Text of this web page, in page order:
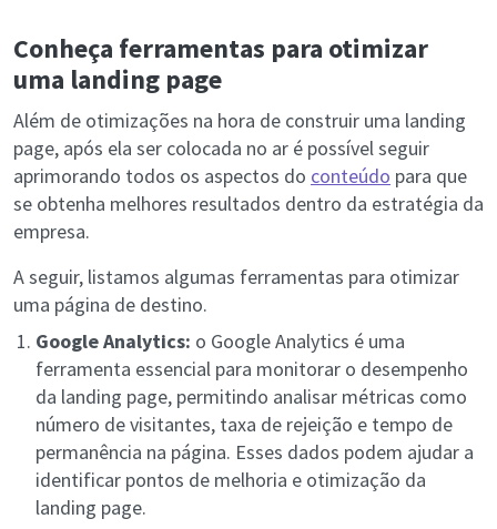
Conheça ferramentas para otimizar
uma landing page
Além de otimizações na hora de construir uma landing
page, após ela ser colocada no ar é possível seguir
aprimorando todos os aspectos do conteúdo para que
se obtenha melhores resultados dentro da estratégia da
empresa.
A seguir, listamos algumas ferramentas para otimizar
uma página de destino.
Google Analytics: o Google Analytics é uma
ferramenta essencial para monitorar o desempenho
da landing page, permitindo analisar métricas como
número de visitantes, taxa de rejeição e tempo de
permanência na página. Esses dados podem ajudar a
identificar pontos de melhoria e otimização da
landing page.